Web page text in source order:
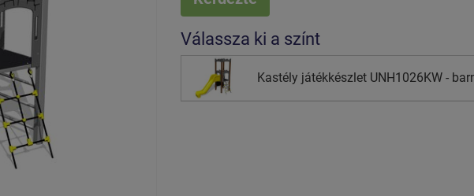
Válassza ki a színt
Kastély játékkészlet UNH1026KW -